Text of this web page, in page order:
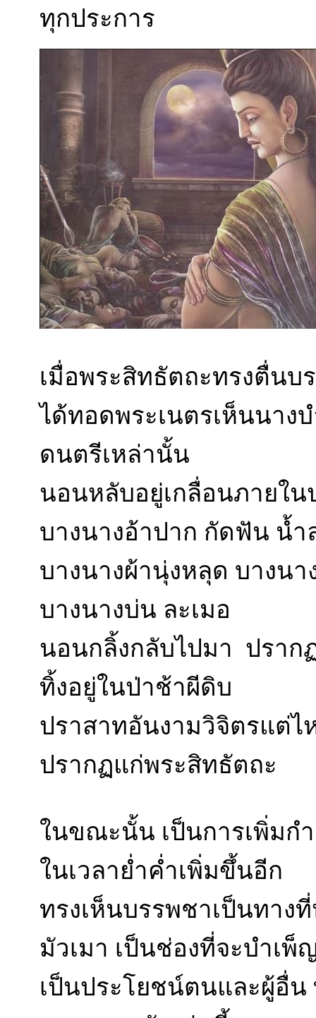
ทุกประการ
เมื่อพระสิทธัตถะทรงตื่นบ
ได้ทอดพระเนตรเห็นนาง
ดนตรีเหล่านั้น
นอนหลับอยู่เกลื่อนภายใน
บางนางอ้าปาก กัดฟัน น้ำ
บางนางผ้านุ่งหลุด บางน
บางนางบ่น ละเมอ
นอนกลิ้งกลับไปมา ปราก
ทิ้งอยู่ในป่าช้าผีดิบ
ปราสาทอันงามวิจิตรแต่ไ
ปรากฏแก่พระสิทธัตถะ
ในขณะนั้น เป็นการเพิ่มก
ในเวลาย่ำค่ำเพิ่มขึ้นอีก
ทรงเห็นบรรพชาเป็นทาง
มัวเมา เป็นช่องที่จะบำเพ็
เป็นประโยชน์ตนและผู้อื่